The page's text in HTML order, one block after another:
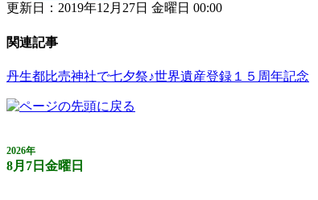
更新日：2019年12月27日 金曜日 00:00
関連記事
丹生都比売神社で七夕祭♪世界遺産登録１５周年記念
2026年
8月7日金曜日